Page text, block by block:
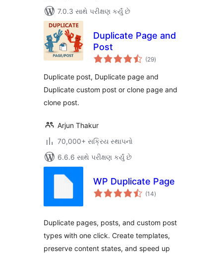
7.0.3 સાથે પરીક્ષણ કર્યું છે
Duplicate Page and
Post
(29કુલ
રેટિંગ્સ
)
Duplicate post, Duplicate page and
Duplicate custom post or clone page and
clone post.
Arjun Thakur
70,000+ સક્રિય સ્થાપનો
6.6.6 સાથે પરીક્ષણ કર્યું છે
WP Duplicate Page
(14કુલ
રેટિંગ્સ
)
Duplicate pages, posts, and custom post
types with one click. Create templates,
preserve content states, and speed up